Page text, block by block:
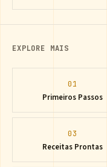
EXPLORE MAIS
01
Primeiros Passos
03
Receitas Prontas